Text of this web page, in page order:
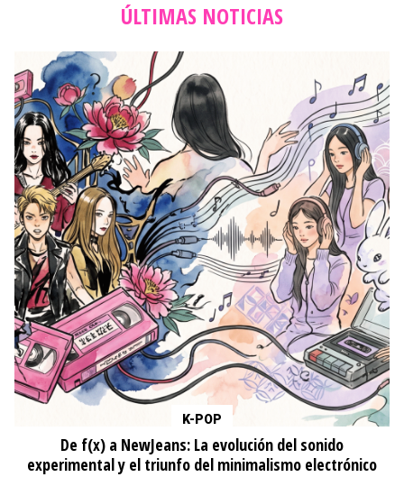
ÚLTIMAS NOTICIAS
K-POP
De f(x) a NewJeans: La evolución del sonido
experimental y el triunfo del minimalismo electrónico